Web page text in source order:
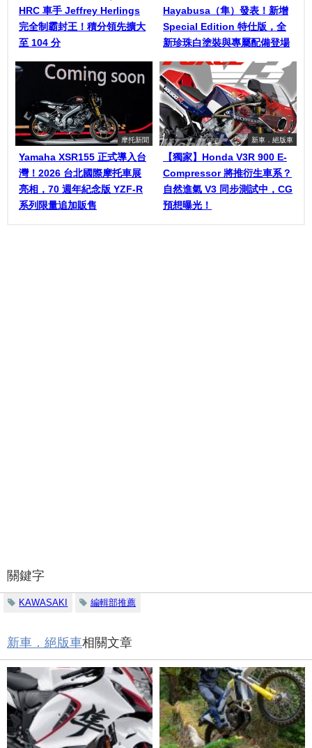
HRC 車手 Jeffrey Herlings
完全制霸封王！積分領先擴大
至 104 分
Hayabusa（隼）發表！新增
Special Edition 特仕版，全
新珍珠白塗裝與專屬配備登場
摩托新聞
Yamaha XSR155 正式導入台
灣！2026 台北國際摩托車展
亮相，70 週年紀念版 YZF-R
系列限量追加販售
新車．絕版車
【獨家】Honda V3R 900 E-
Compressor 將推衍生車系？
自然進氣 V3 同步測試中，CG
預想曝光！
關鍵字
KAWASAKI 編輯部推薦
新車．絕版車相關文章